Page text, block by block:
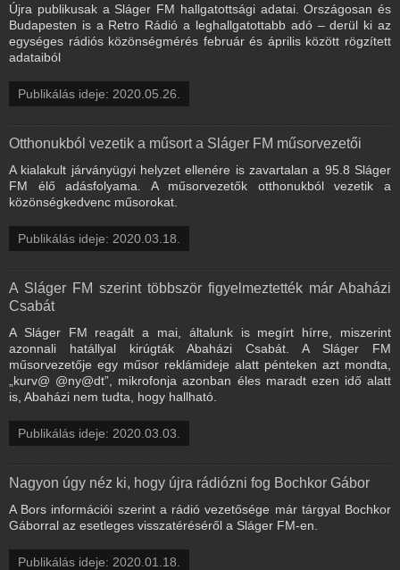
Újra publikusak a Sláger FM hallgatottsági adatai. Országosan és
Budapesten is a Retro Rádió a leghallgatottabb adó – derül ki az
egységes rádiós közönségmérés február és április között rögzített
adataiból
Publikálás ideje: 2020.05.26.
Otthonukból vezetik a műsort a Sláger FM műsorvezetői
A kialakult járványügyi helyzet ellenére is zavartalan a 95.8 Sláger
FM élő adásfolyama. A műsorvezetők otthonukból vezetik a
közönségkedvenc műsorokat.
Publikálás ideje: 2020.03.18.
A Sláger FM szerint többször figyelmeztették már Abaházi
Csabát
A Sláger FM reagált a mai, általunk is megírt hírre, miszerint
azonnali hatállyal kirúgták Abaházi Csabát. A Sláger FM
műsorvezetője egy műsor reklámideje alatt pénteken azt mondta,
„kurv@ @ny@dt”, mikrofonja azonban éles maradt ezen idő alatt
is, Abaházi nem tudta, hogy hallható.
Publikálás ideje: 2020.03.03.
Nagyon úgy néz ki, hogy újra rádiózni fog Bochkor Gábor
A Bors információi szerint a rádió vezetősége már tárgyal Bochkor
Gáborral az esetleges visszatéréséről a Sláger FM-en.
Publikálás ideje: 2020.01.18.